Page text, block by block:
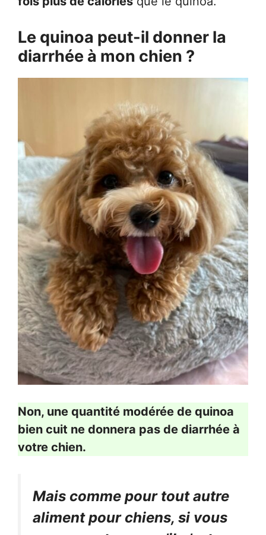
Le quinoa peut-il donner la
diarrhée à mon chien ?
Non, une quantité modérée de quinoa
bien cuit ne donnera pas de diarrhée à
votre chien.
Mais comme pour tout autre
aliment pour chiens, si vous